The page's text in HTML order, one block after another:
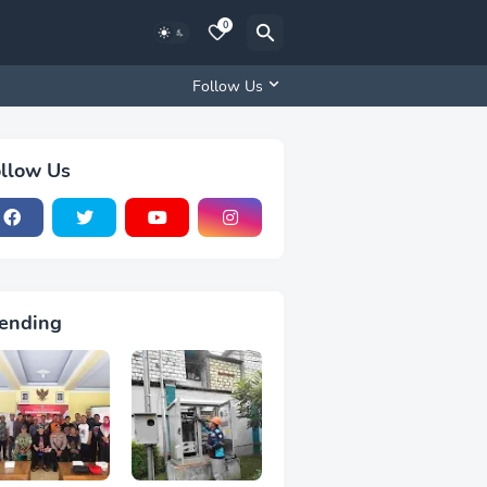
0
Follow Us
Us